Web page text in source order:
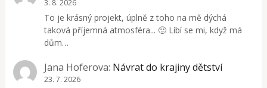
3. 8. 2026
To je krásný projekt, úplně z toho na mě dýchá
taková příjemná atmosféra... 🙂 Líbí se mi, když má
dům…
Jana Hoferova: Návrat do krajiny dětství
23. 7. 2026